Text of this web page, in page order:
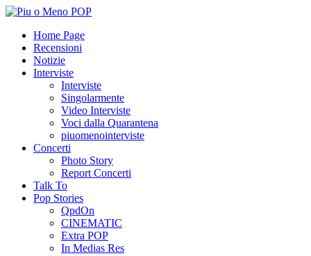
Home Page
Recensioni
Notizie
Interviste
Interviste
Singolarmente
Video Interviste
Voci dalla Quarantena
piuomenointerviste
Concerti
Photo Story
Report Concerti
Talk To
Pop Stories
QpdOn
CINEMATIC
Extra POP
In Medias Res